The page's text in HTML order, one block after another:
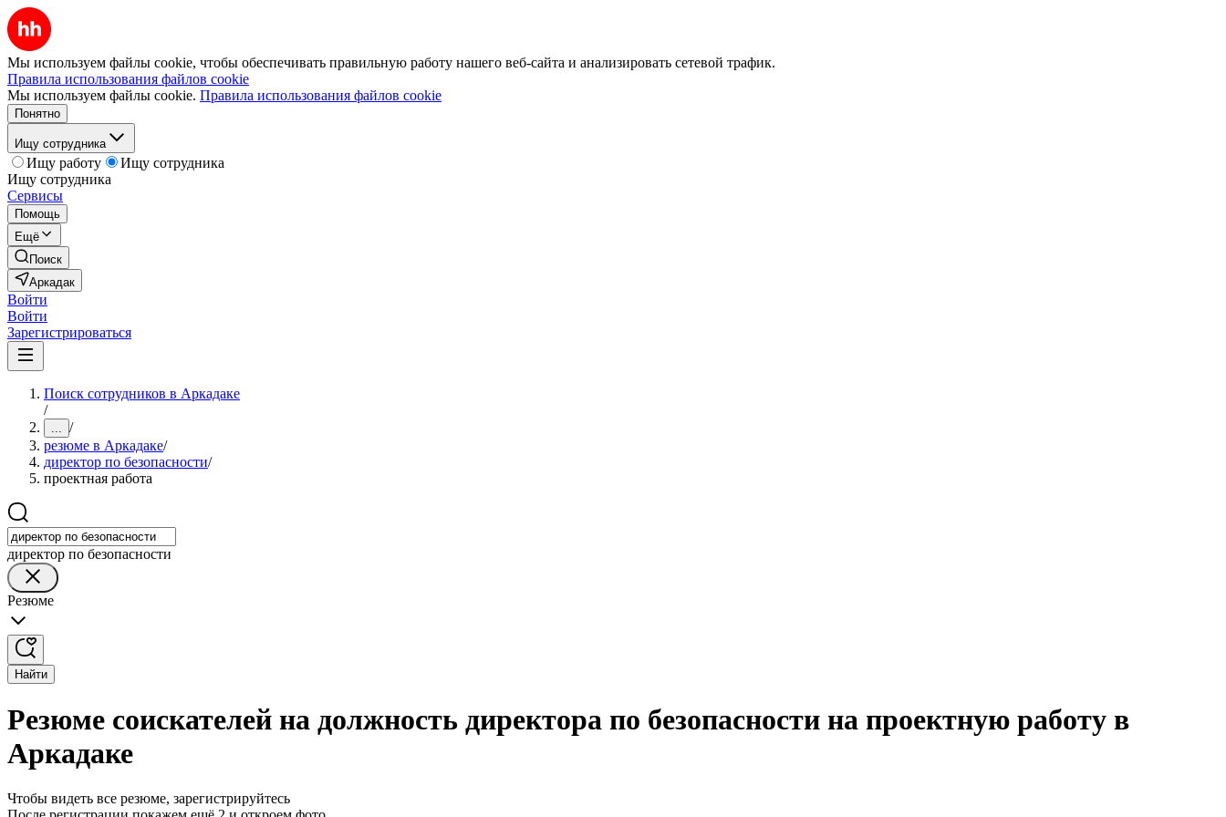
Мы используем файлы cookie, чтобы обеспечивать правильную работу нашего веб-сайта и анализировать сетевой трафик.
Правила использования файлов cookie
Мы используем файлы cookie. Правила использования файлов cookie
Понятно
Ищу сотрудника
Ищу работу
Ищу сотрудника
Ищу сотрудника
Сервисы
Помощь
Ещё
Поиск
Аркадак
Войти
Войти
Зарегистрироваться
Поиск сотрудников в Аркадаке
/
... /
резюме в Аркадаке/
директор по безопасности/
проектная работа
директор по безопасности
Резюме
Найти
Резюме соискателей на должность директора по безопасности на проектную работу в
Аркадаке
Чтобы видеть все резюме, зарегистрируйтесь